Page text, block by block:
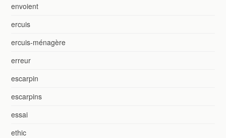
envoient
ercuis
ercuis-ménagère
erreur
escarpin
escarpins
essai
ethic